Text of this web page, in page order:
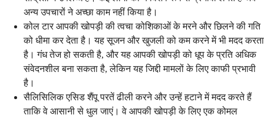
अन्य उपचारों ने अच्छा काम नहीं किया है।
कोल टार आपकी खोपड़ी की त्वचा कोशिकाओं के मरने और छिलने की गति
को धीमा कर देता है। यह सूजन और खुजली को कम करने में भी मदद करता
है। गंध तेज हो सकती है, और यह आपकी खोपड़ी को धूप के प्रति अधिक
संवेदनशील बना सकता है, लेकिन यह जिद्दी मामलों के लिए काफी प्रभावी
है।
सैलिसिलिक एसिड शैंपू परतें ढीली करने और उन्हें हटाने में मदद करते हैं
ताकि वे आसानी से धुल जाएं। वे आपकी खोपड़ी के लिए एक कोमल